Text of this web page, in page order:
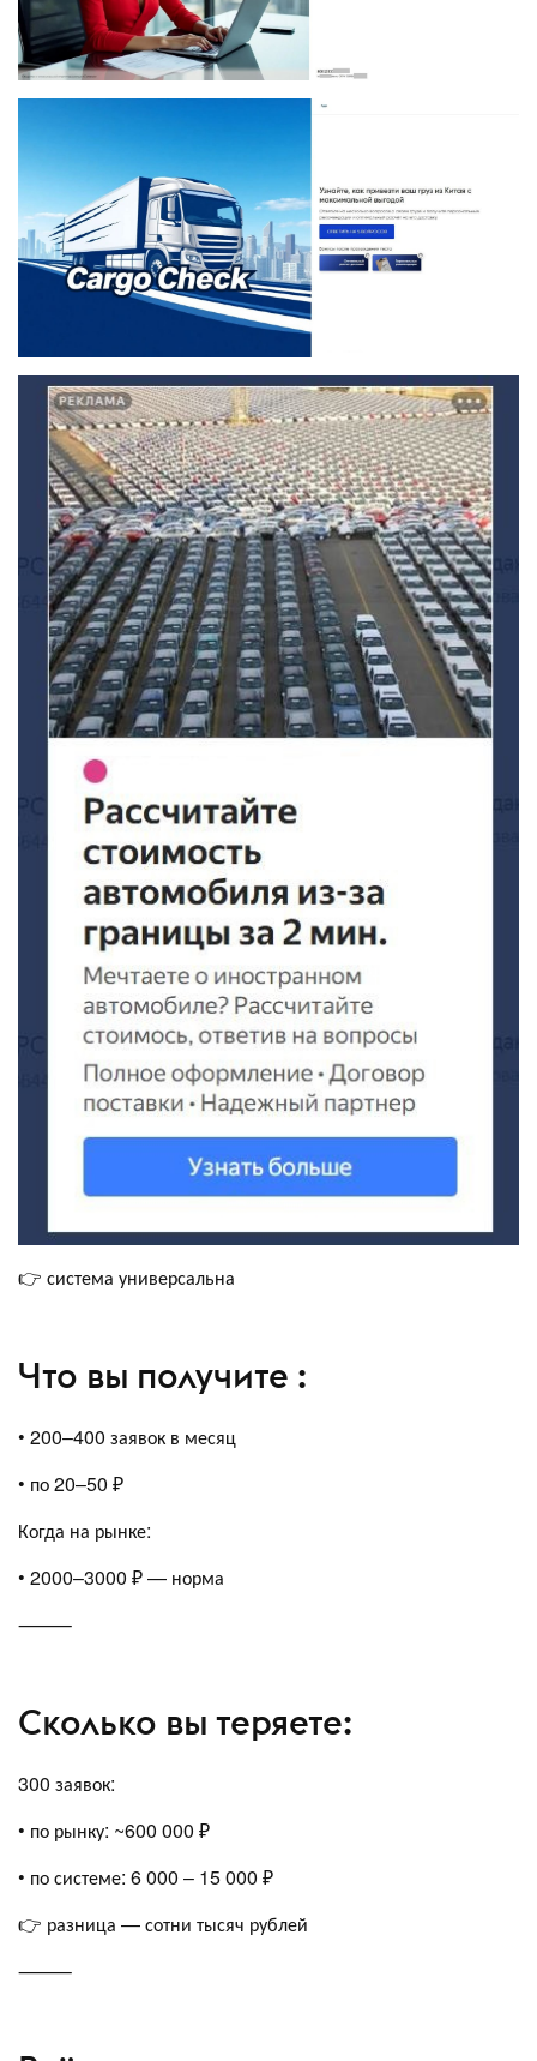
👉 система универсальна
Что вы получите :
• 200–400 заявок в месяц
• по 20–50 ₽
Когда на рынке:
• 2000–3000 ₽ — норма
⸻
Сколько вы теряете:
300 заявок:
• по рынку: ~600 000 ₽
• по системе: 6 000 – 15 000 ₽
👉 разница — сотни тысяч рублей
⸻